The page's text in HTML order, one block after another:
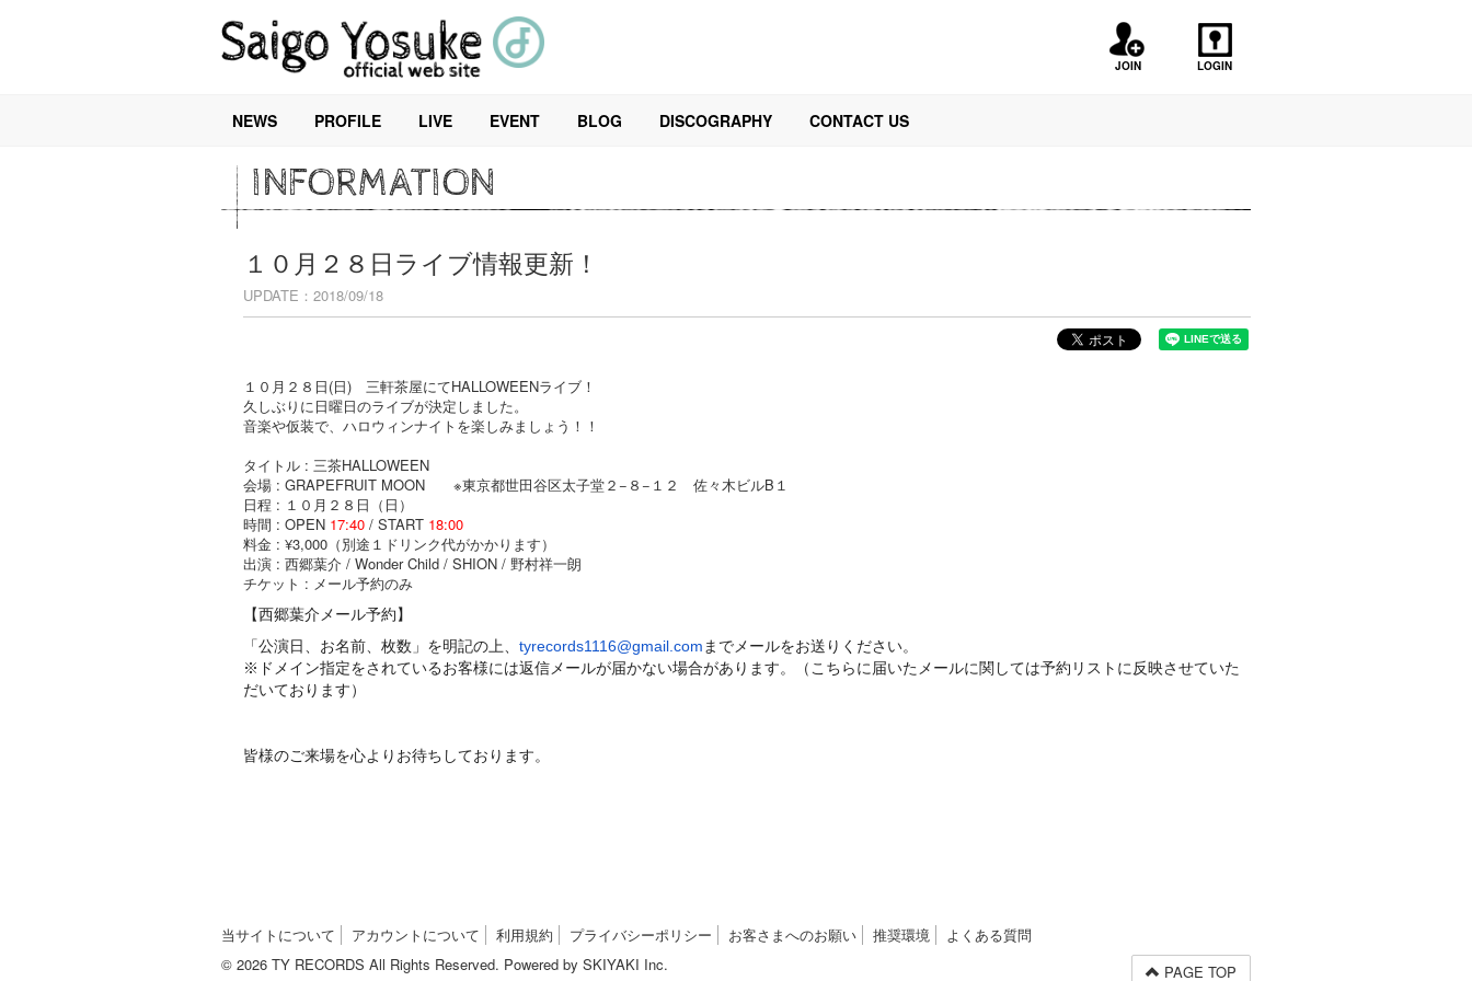
JOIN LOGIN
NEWS PROFILE LIVE EVENT BLOG DISCOGRAPHY CONTACT US
INFORMATION
１０月２８日ライブ情報更新！
UPDATE：2018/09/18
１０月２８日(日) 三軒茶屋にてHALLOWEENライブ！
久しぶりに日曜日のライブが決定しました。
音楽や仮装で、ハロウィンナイトを楽しみましょう！！
タイトル : 三茶HALLOWEEN
会場 : GRAPEFRUIT MOON ※東京都世田谷区太子堂２−８−１２ 佐々木ビルB１
日程 : １０月２８日（日）
時間 : OPEN 17:40 / START 18:00
料金 : ¥3,000（別途１ドリンク代がかかります）
出演 : 西郷葉介 / Wonder Child / SHION / 野村祥一朗
チケット : メール予約のみ
【西郷葉介メール予約】
「公演日、お名前、枚数」を明記の上、 tyrecords1116@gmail.com までメールをお送りください。
※ドメイン指定をされているお客様には返信メールが届かない場合があります。（こちらに届いたメールに関しては予約リストに反映させていた
だいております）
皆様のご来場を心よりお待ちしております。
当サイトについて アカウントについて 利用規約 プライバシーポリシー お客さまへのお願い 推奨環境
よくある質問
© 2026 TY RECORDS All Rights Reserved. Powered by SKIYAKI Inc. PAGE TOP